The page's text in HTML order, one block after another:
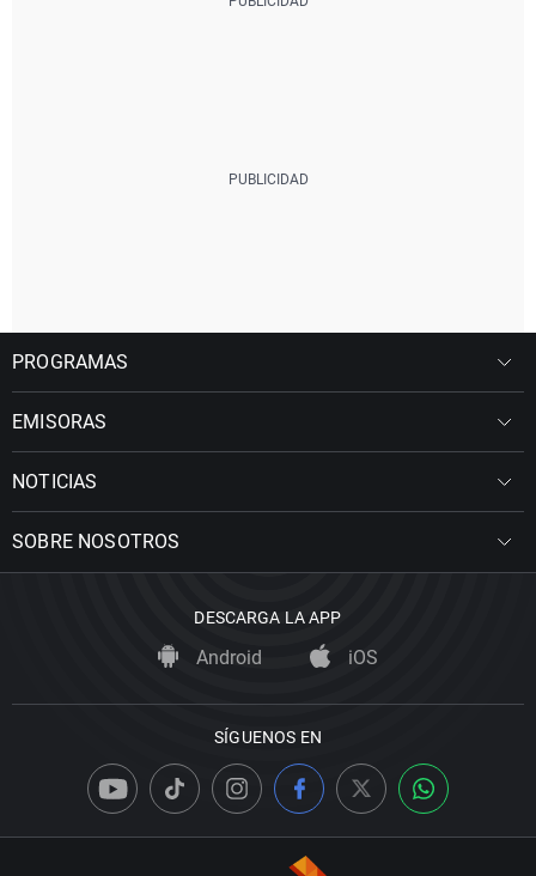
PROGRAMAS
EMISORAS
NOTICIAS
SOBRE NOSOTROS
DESCARGA LA APP
Android iOS
SÍGUENOS EN